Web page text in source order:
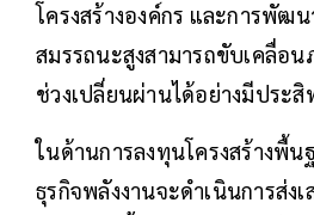
โครงสร้างองค์กร และการพัฒ
สมรรถนะสูงสามารถขับเคลื่อน
ช่วงเปลี่ยนผ่านได้อย่างมีประ
ในด้านการลงทุนโครงสร้างพื้น
ธุรกิจพลังงานจะดำเนินการส่ง